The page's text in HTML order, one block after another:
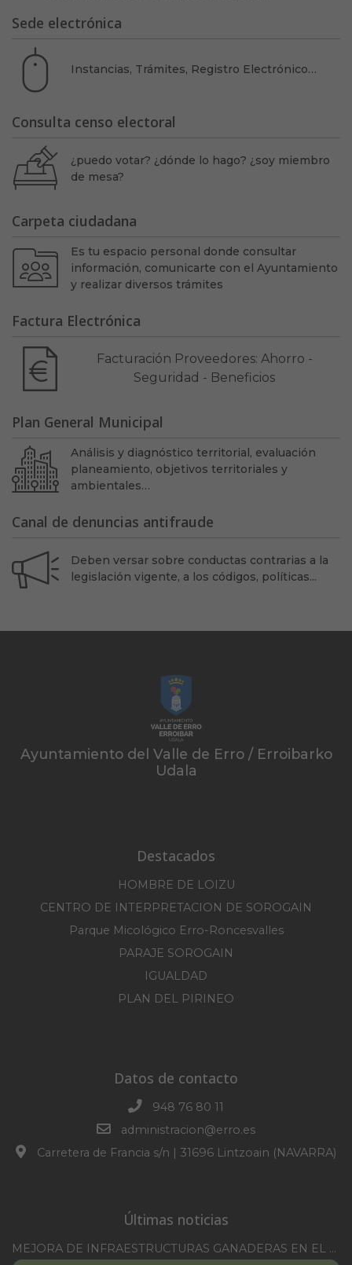
Sede electrónica
Instancias, Trámites, Registro Electrónico…
Consulta censo electoral
¿puedo votar? ¿dónde lo hago? ¿soy miembro
de mesa?
Carpeta ciudadana
Es tu espacio personal donde consultar
información, comunicarte con el Ayuntamiento
y realizar diversos trámites
Factura Electrónica
Facturación Proveedores: Ahorro -
Seguridad - Beneficios
Plan General Municipal
Análisis y diagnóstico territorial, evaluación
planeamiento, objetivos territoriales y
ambientales…
Canal de denuncias antifraude
Deben versar sobre conductas contrarias a la
legislación vigente, a los códigos, políticas...
Ayuntamiento del Valle de Erro / Erroibarko
Udala
Destacados
HOMBRE DE LOIZU
CENTRO DE INTERPRETACION DE SOROGAIN
Parque Micológico Erro-Roncesvalles
PARAJE SOROGAIN
IGUALDAD
PLAN DEL PIRINEO
Datos de contacto
948 76 80 11
administracion@erro.es
Carretera de Francia s/n | 31696 Lintzoain (NAVARRA)
Últimas noticias
MEJORA DE INFRAESTRUCTURAS GANADERAS EN EL TM DE ERRO CAMPAÑA 2025-2026